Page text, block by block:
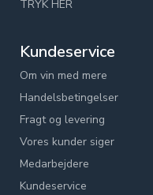
TRYK HER
Kundeservice
Om vin med mere
Handelsbetingelser
Fragt og levering
Vores kunder siger
Medarbejdere
Kundeservice